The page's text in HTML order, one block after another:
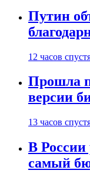
Путин
12 часов
Прошла
версии
13 часов
В России
самый